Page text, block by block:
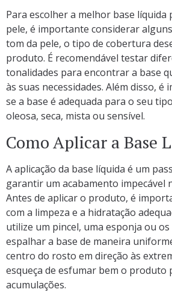
Para escolher a melhor base líquida
pele, é importante considerar
tom da pele, o tipo de cobertura
produto. É recomendável testar
tonalidades para encontrar a base
às suas necessidades. Além disso,
se a base é adequada para o seu
oleosa, seca, mista ou sensível.
Como Aplicar a Base
A aplicação da base líquida é um
garantir um acabamento impecável
Antes de aplicar o produto, é
com a limpeza e a hidratação
utilize um pincel, uma esponja ou
espalhar a base de maneira
centro do rosto em direção às
esqueça de esfumar bem o produto
acumulações.